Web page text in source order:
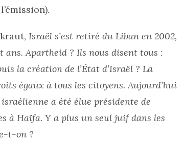
Israël s’est retiré du Liban en 2002,
Apartheid ? Ils nous disent tous :
la création de l’État d’Israël ? La
égaux à tous les citoyens. Aujourd’hui
a été élue présidente de
à Haïfa. Y a plus un seul juif dans les
t-on ?